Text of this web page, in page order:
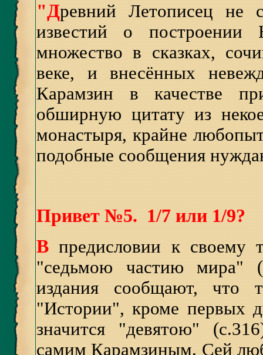
"Древний Летописец не
известий о
множество в сказках,
веке, и внесённых
Карамзин в качестве
обширную цитату из
монастыря, крайне
подобные сообщения
Привет №5. 1/7 или 1/9?
В предисловии к своему
"седьмою частию мира"
издания сообщают, что
"Истории", кроме первых
значится "девятою"
самим Карамзиным. Сей